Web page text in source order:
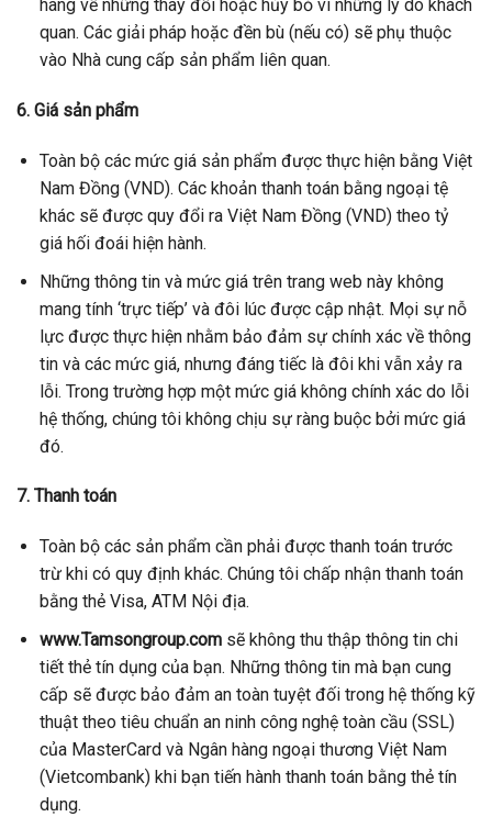
hàng về những thay đổi hoặc hủy bỏ vì những lý do khách
quan. Các giải pháp hoặc đền bù (nếu có) sẽ phụ thuộc
vào Nhà cung cấp sản phẩm liên quan.
6. Giá sản phẩm
Toàn bộ các mức giá sản phẩm được thực hiện bằng Việt
Nam Đồng (VND). Các khoản thanh toán bằng ngoại tệ
khác sẽ được quy đổi ra Việt Nam Đồng (VND) theo tỷ
giá hối đoái hiện hành.
Những thông tin và mức giá trên trang web này không
mang tính ‘trực tiếp’ và đôi lúc được cập nhật. Mọi sự nỗ
lực được thực hiện nhằm bảo đảm sự chính xác về thông
tin và các mức giá, nhưng đáng tiếc là đôi khi vẫn xảy ra
lỗi. Trong trường hợp một mức giá không chính xác do lỗi
hệ thống, chúng tôi không chịu sự ràng buộc bởi mức giá
đó.
7. Thanh toán
Toàn bộ các sản phẩm cần phải được thanh toán trước
trừ khi có quy định khác. Chúng tôi chấp nhận thanh toán
bằng thẻ Visa, ATM Nội địa.
www.Tamsongroup.com sẽ không thu thập thông tin chi
tiết thẻ tín dụng của bạn. Những thông tin mà bạn cung
cấp sẽ được bảo đảm an toàn tuyệt đối trong hệ thống kỹ
thuật theo tiêu chuẩn an ninh công nghệ toàn cầu (SSL)
của MasterCard và Ngân hàng ngoại thương Việt Nam
(Vietcombank) khi bạn tiến hành thanh toán bằng thẻ tín
dụng.